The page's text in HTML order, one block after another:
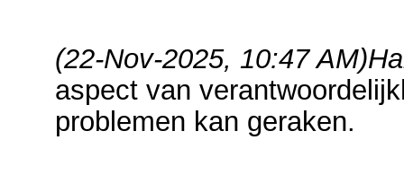
(22-Nov-2025, 10:47 AM)
aspect van
problemen kan geraken.